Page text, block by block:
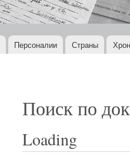
Персоналии Страны
Поиск по
Loading